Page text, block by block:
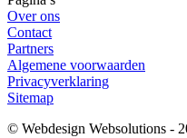
Over ons
Contact
Partners
Algemene voorwaarden
Privacyverklaring
Sitemap
© Webdesign Websolutions -